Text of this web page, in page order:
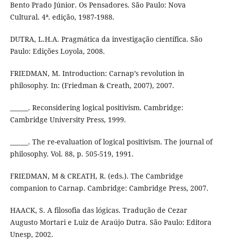
Bento Prado Júnior. Os Pensadores. São Paulo: Nova
Cultural. 4ª. edição, 1987-1988.
DUTRA, L.H.A. Pragmática da investigação científica. São
Paulo: Edições Loyola, 2008.
FRIEDMAN, M. Introduction: Carnap’s revolution in
philosophy. In: (Friedman & Creath, 2007), 2007.
______. Reconsidering logical positivism. Cambridge:
Cambridge University Press, 1999.
______. The re-evaluation of logical positivism. The journal of
philosophy. Vol. 88, p. 505-519, 1991.
FRIEDMAN, M & CREATH, R. (eds.). The Cambridge
companion to Carnap. Cambridge: Cambridge Press, 2007.
HAACK, S. A filosofia das lógicas. Tradução de Cezar
Augusto Mortari e Luiz de Araújo Dutra. São Paulo: Editora
Unesp, 2002.